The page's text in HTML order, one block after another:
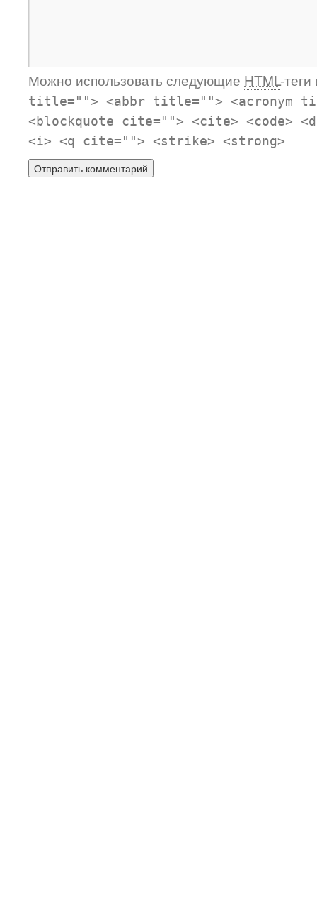
Можно использовать следующие HTML-
title=""> <abbr title=""> <acronym
<blockquote cite=""> <cite> <code>
<i> <q cite=""> <strike> <strong>